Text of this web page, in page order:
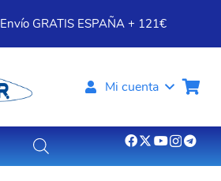
Envío GRATIS ESPAÑA + 121€
Mi cuenta